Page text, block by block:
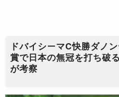
ドバイシーマC快勝ダノ
賞で日本の無冠を打ち破
が考察